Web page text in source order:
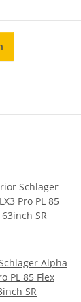
Alpha
PL 85 Flex
SR